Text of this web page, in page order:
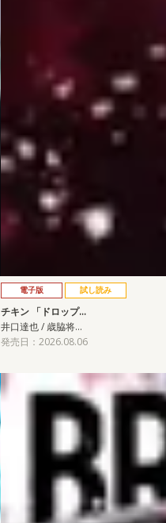
電子版 試し読み
チキン 「ドロップ…
井口達也 / 歳脇将…
発売日：2026.08.06